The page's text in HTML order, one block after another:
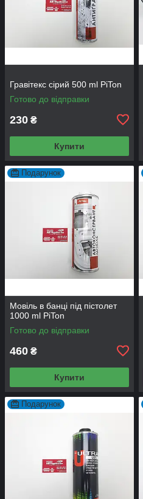
Гравітекс сірий 500 ml PiTon
Готово до відправки
230 ₴
Купити
Подарунок
Мовіль в банці під пістолет
1000 ml PiTon
Готово до відправки
460 ₴
Купити
Подарунок